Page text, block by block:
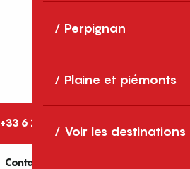
Perpignan
Plaine et piémonts
Voir les destinations
+33 6 17 42 87
Contactez-nous